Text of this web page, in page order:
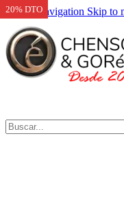
Skip to navigation Skip to
20% DTO